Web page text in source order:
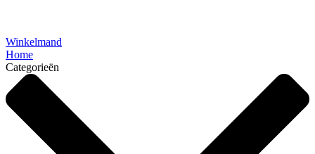
Winkelmand
Home
Categorieën